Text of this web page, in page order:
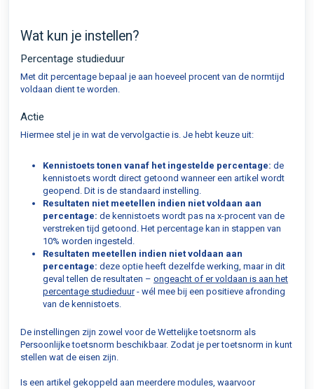
Wat kun je instellen?
Percentage studieduur
Met dit percentage bepaal je aan hoeveel procent van de normtijd
voldaan dient te worden.
Actie
Hiermee stel je in wat de vervolgactie is. Je hebt keuze uit:
Kennistoets tonen vanaf het ingestelde percentage: de
kennistoets wordt direct getoond wanneer een artikel wordt
geopend. Dit is de standaard instelling.
Resultaten niet meetellen indien niet voldaan aan
percentage: de kennistoets wordt pas na x-procent van de
verstreken tijd getoond. Het percentage kan in stappen van
10% worden ingesteld.
Resultaten meetellen indien niet voldaan aan
percentage: deze optie heeft dezelfde werking, maar in dit
geval tellen de resultaten – ongeacht of er voldaan is aan het
percentage studieduur- wél mee bij een positieve afronding
van de kennistoets.
De instellingen zijn zowel voor de Wettelijke toetsnorm als
Persoonlijke toetsnorm beschikbaar. Zodat je per toetsnorm in kunt
stellen wat de eisen zijn.
Is een artikel gekoppeld aan meerdere modules, waarvoor